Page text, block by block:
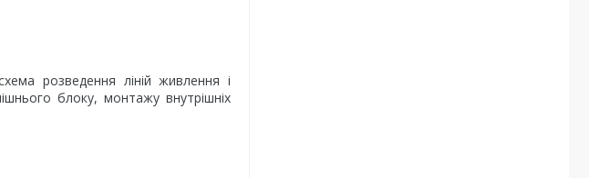
розведення ліній живлення і
блоку, монтажу внутрішніх